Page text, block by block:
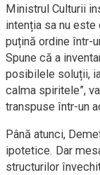
Ministrul Culturii
intenția sa nu este
puțină ordine într-
Spune că a
posibilele soluții,
calma spiritele”,
transpuse într-un
Până atunci,
ipotetice. Dar
structurilor